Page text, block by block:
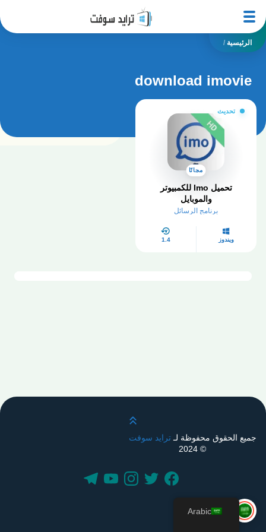
الرئيسية /
download imovie
تحديث
مجانًا
تحميل Imo للكمبيوتر
والموبايل
برنامج الرسائل
ويندوز 1.4
قم بالتمرير لأعلى
جميع الحقوق محفوظة لـترايد سوفت
© 2024
Arabic